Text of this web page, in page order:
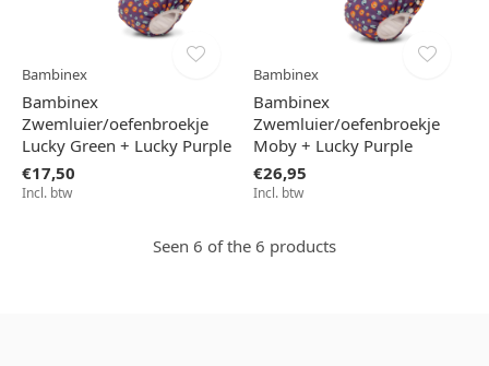
Bambinex
Bambinex
Zwemluier/oefenbroekje
Lucky Green + Lucky Purple
€17,50
Incl. btw
Bambinex
Bambinex
Zwemluier/oefenbroekje
Moby + Lucky Purple
€26,95
Incl. btw
Seen 6 of the 6 products